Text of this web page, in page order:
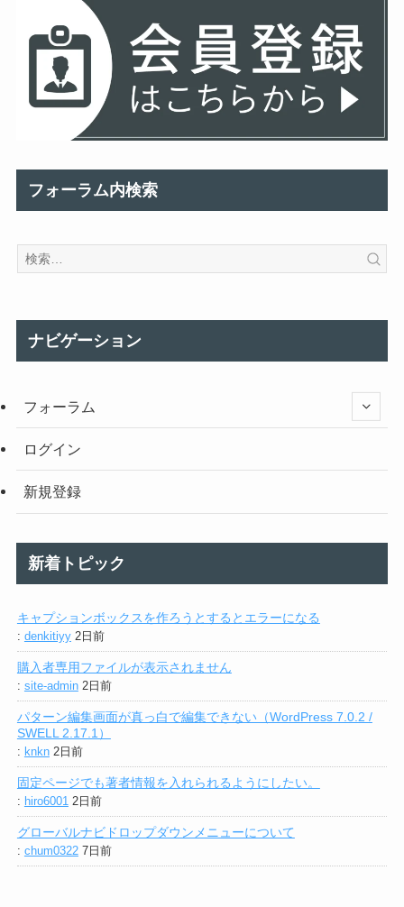
フォーラム内検索
ナビゲーション
フォーラム
ログイン
新規登録
新着トピック
キャプションボックスを作ろうとするとエラーになる
: denkitiyy 2日前
購入者専用ファイルが表示されません
: site-admin 2日前
パターン編集画面が真っ白で編集できない（WordPress 7.0.2 /
SWELL 2.17.1）
: knkn 2日前
固定ページでも著者情報を入れられるようにしたい。
: hiro6001 2日前
グローバルナビドロップダウンメニューについて
: chum0322 7日前